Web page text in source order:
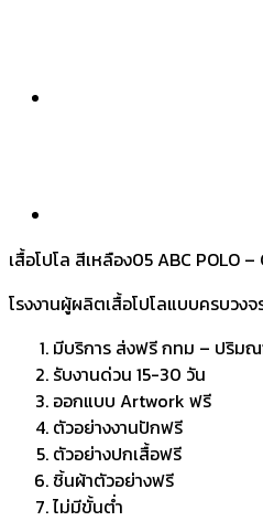
เสื้อโปโล สีเหลือง05 ABC POLO –
โรงงานผู้ผลิตเสื้อโปโลแบบครบว
มีบริการ ส่งฟรี กทม – ปริม
รับงานด่วน 15-30 วัน
ออกแบบ Artwork ฟรี
ตัวอย่างงานปักฟรี
ตัวอย่างปกเสื้อฟรี
ชิ้นผ้าตัวอย่างฟรี
ไม่มีขั้นต่ำ